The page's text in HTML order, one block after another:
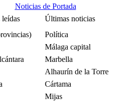
Noticias de Portada
Últimas noticias
Política
Málaga capital
Marbella
Alhaurín de la Torre
Cártama
Mijas